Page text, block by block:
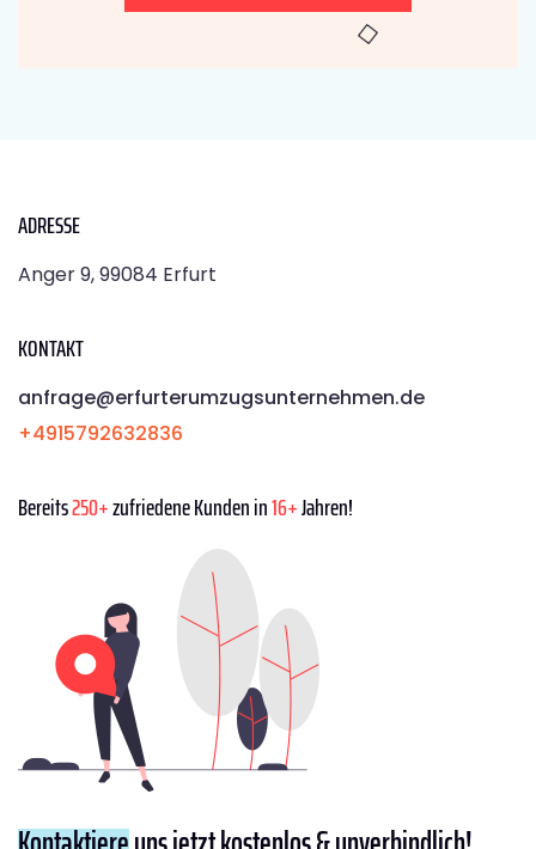
ADRESSE
Anger 9, 99084 Erfurt
KONTAKT
anfrage@erfurterumzugsunternehmen.de
+4915792632836
Bereits250+zufriedene Kunden in16+Jahren!